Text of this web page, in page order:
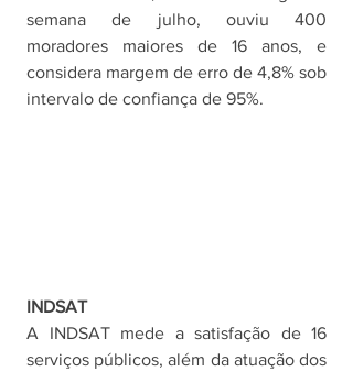
semana de julho, ouviu 400
moradores maiores de 16 anos, e
considera margem de erro de 4,8% sob
intervalo de confiança de 95%.
INDSAT
A INDSAT mede a satisfação de 16
serviços públicos, além da atuação dos